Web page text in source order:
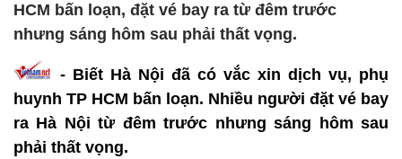
HCM bấn loạn, đặt vé bay ra từ đêm trước
nhưng sáng hôm sau phải thất vọng.
- Biết Hà Nội đã có vắc xin dịch vụ, phụ
huynh TP HCM bấn loạn. Nhiều người đặt vé bay
ra Hà Nội từ đêm trước nhưng sáng hôm sau
phải thất vọng.